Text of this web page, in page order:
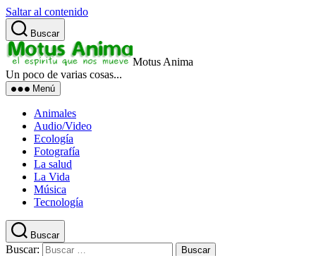
Saltar al contenido
Buscar
Motus Anima
Un poco de varias cosas...
Menú
Animales
Audio/Video
Ecología
Fotografía
La salud
La Vida
Música
Tecnología
Buscar
Buscar: